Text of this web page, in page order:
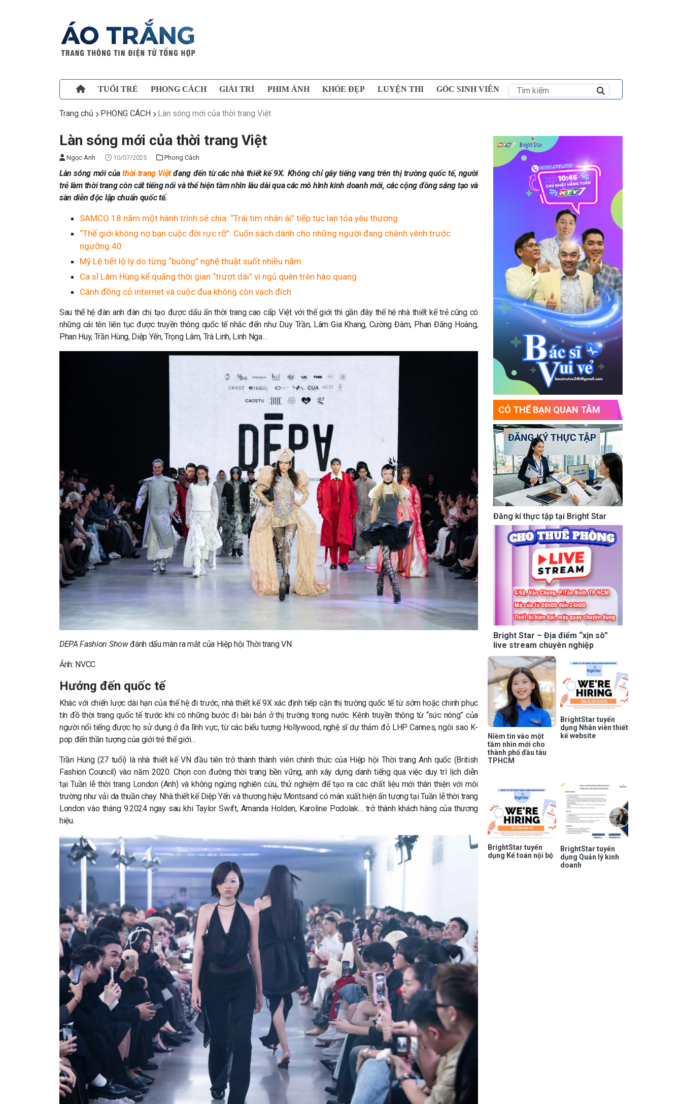
TUỔI TRẺ PHONG CÁCH GIẢI TRÍ PHIM ẢNH KHỎE ĐẸP LUYỆN THI GÓC SINH VIÊN
Trang chủ PHONG CÁCH Làn sóng mới của thời trang Việt
Làn sóng mới của thời trang Việt
Ngọc Anh 10/07/2025 Phong Cách
Làn sóng mới củathời trang Việtđang đến từ các nhà thiết kế 9X. Không chỉ gây tiếng vang trên thị trường quốc tế, người
trẻ làm thời trang còn cất tiếng nói và thể hiện tầm nhìn lâu dài qua các mô hình kinh doanh mới, các cộng đồng sáng tạo và
sàn diễn độc lập chuẩn quốc tế.
SAMCO 18 năm một hành trình sẻ chia: “Trái tim nhân ái” tiếp tục lan tỏa yêu thương
“Thế giới không nợ bạn cuộc đời rực rỡ”: Cuốn sách dành cho những người đang chênh vênh trước
ngưỡng 40
Mỹ Lệ tiết lộ lý do từng “buông” nghệ thuật suốt nhiều năm
Ca sĩ Lâm Hùng kể quãng thời gian “trượt dài” vì ngủ quên trên hào quang
Cánh đồng cỏ internet và cuộc đua không còn vạch đích
Sau thế hệ đàn anh đàn chị tạo được dấu ấn thời trang cao cấp Việt với thế giới thì gần đây thế hệ nhà thiết kế trẻ cũng có
những cái tên liên tục được truyền thông quốc tế nhắc đến như Duy Trần, Lâm Gia Khang, Cường Đàm, Phan Đăng Hoàng,
Phan Huy, Trần Hùng, Diệp Yến, Trọng Lâm, Trà Linh, Linh Nga…
DEPA Fashion Showđánh dấu màn ra mắt của Hiệp hội Thời trang VN
Ảnh: NVCC
Hướng đến quốc tế
Khác với chiến lược dài hạn của thế hệ đi trước, nhà thiết kế 9X xác định tiếp cận thị trường quốc tế từ sớm hoặc chinh phục
tín đồ thời trang quốc tế trước khi có những bước đi bài bản ở thị trường trong nước. Kênh truyền thông từ “sức nóng” của
người nổi tiếng được họ sử dụng ở đa lĩnh vực, từ các biểu tượng Hollywood, nghệ sĩ dự thảm đỏ LHP Cannes, ngôi sao K-
pop đến thần tượng của giới trẻ thế giới…
Trần Hùng (27 tuổi) là nhà thiết kế VN đầu tiên trở thành thành viên chính thức của Hiệp hội Thời trang Anh quốc (British
Fashion Council) vào năm 2020. Chọn con đường thời trang bền vững, anh xây dựng danh tiếng qua việc duy trì lịch diễn
tại Tuần lễ thời trang London (Anh) và không ngừng nghiên cứu, thử nghiệm để tạo ra các chất liệu mới thân thiện với môi
trường như vải da thuần chay. Nhà thiết kế Diệp Yến và thương hiệu Montsand có màn xuất hiện ấn tượng tại Tuần lễ thời trang
London vào tháng 9.2024 ngay sau khi Taylor Swift, Amanda Holden, Karoline Podolak… trở thành khách hàng của thương
hiệu.
CÓ THỂ BẠN QUAN TÂM
Đăng kí thực tập tại Bright Star
Bright Star – Địa điểm “xịn sò”
live stream chuyên nghiệp
Niềm tin vào một
tầm nhìn mới cho
thành phố đầu tàu
TPHCM
BrightStar tuyển
dụng Nhân viên thiết
kế website
BrightStar tuyển
dụng Kế toán nội bộ
BrightStar tuyển
dụng Quản lý kinh
doanh